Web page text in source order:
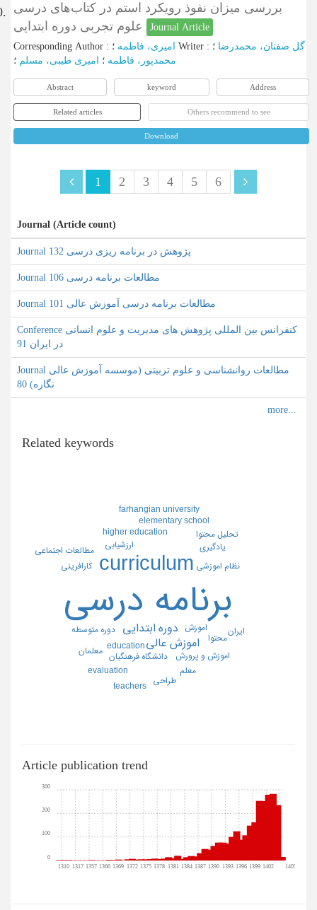
بررسی میزان نفوذ رویکرد استم در کتاب‌های درسی
Journal Article
Corresponding Author : امیری، فاطمه Writer : گل صفتان، محمدرضا ؛
محمدپور، فاطمه ؛ امیری طیبی، مسلم ؛
Abstract keyword Address
Related articles Others recommend to see
Download
1 2 3 4 5 6
Journal (Article count)
Journal پژوهش در برنامه ریزی درسی 132
Journal مطالعات برنامه درسی 106
Journal مطالعات برنامه درسی آموزش عالی 101
Conference کنفرانس بین المللی پژوهش های مدیریت و علوم انسانی
در ایران 91
Journal مطالعات روانشناسی و علوم تربیتی (موسسه آموزش عالی
نگاره) 80
Related keywords
برنامه درسي
curriculum
دوره ابتدايي
اموزش عالي
اموزش
ارزشيابي
دانشگاه فرهنگيان
higher education
education
elementary school
farhangian university
اموزش و پرورش
نظام اموزشي
دوره متوسطه
يادگيري
محتوا
evaluation معلم
ايران
تحليل محتوا
معلمان
كارافريني
teachers
طراحي
مطالعات اجتماعي
Article publication trend
1310 1317 1357 1366 1369 1372 1375 1378 1381 1384 1387 1390 1393 1396 1399 1402 1405
0
100
200
300